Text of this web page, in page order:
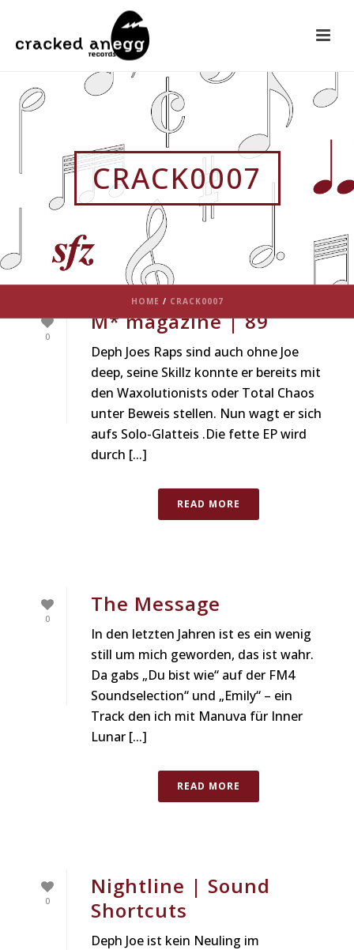
CRACK0007
HOME / CRACK0007
0
M* magazine | 89
Deph Joes Raps sind auch ohne Joe
deep, seine Skillz konnte er bereits mit
den Waxolutionists oder Total Chaos
unter Beweis stellen. Nun wagt er sich
aufs Solo-Glatteis .Die fette EP wird
durch [...]
READ MORE
0
The Message
In den letzten Jahren ist es ein wenig
still um mich geworden, das ist wahr.
Da gabs „Du bist wie“ auf der FM4
Soundselection“ und „Emily“ – ein
Track den ich mit Manuva für Inner
Lunar [...]
READ MORE
0
Nightline | Sound
Shortcuts
Deph Joe ist kein Neuling im